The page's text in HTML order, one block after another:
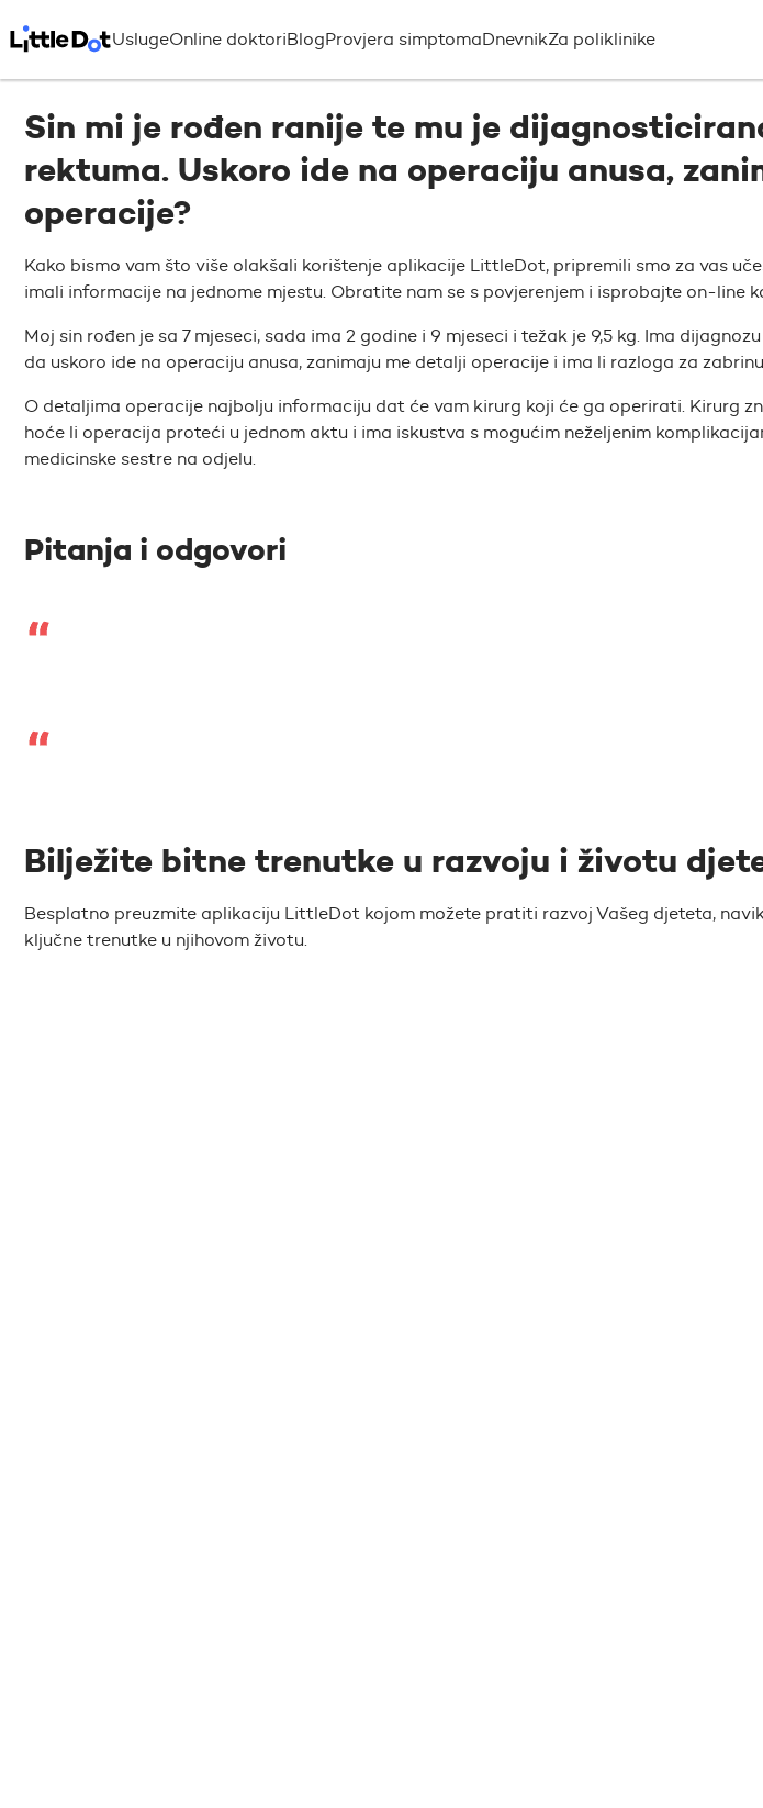
UslugeOnline doktoriBlogProvjera simptomaDnevnikZa poliklinike
Sin mi je rođen ranije te mu je
rektuma. Uskoro ide na operaciju anusa,
operacije?
Kako bismo vam što više olakšali korištenje aplikacije LittleDot, pripremili smo za vas
imali informacije na jednome mjestu. Obratite nam se s povjerenjem i isprobajte on-line
Moj sin rođen je sa 7 mjeseci, sada ima 2 godine i 9 mjeseci i težak je 9,5 kg. Ima
da uskoro ide na operaciju anusa, zanimaju me detalji operacije i ima li razloga za
O detaljima operacije najbolju informaciju dat će vam kirurg koji će ga operirati. Kirurg
hoće li operacija proteći u jednom aktu i ima iskustva s mogućim neželjenim
medicinske sestre na odjelu.
Pitanja i odgovori
Bilježite bitne trenutke u razvoju i životu
Besplatno preuzmite aplikaciju LittleDot kojom možete pratiti razvoj Vašeg djeteta,
ključne trenutke u njihovom životu.